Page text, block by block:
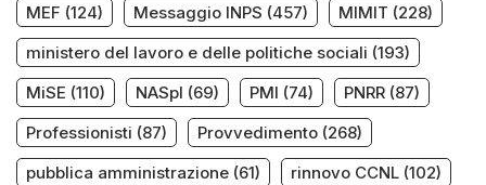
MEF (124) Messaggio INPS (457) MIMIT (228)
ministero del lavoro e delle politiche sociali (193)
MiSE (110) NASpI (69) PMI (74) PNRR (87)
Professionisti (87) Provvedimento (268)
pubblica amministrazione (61) rinnovo CCNL (102)